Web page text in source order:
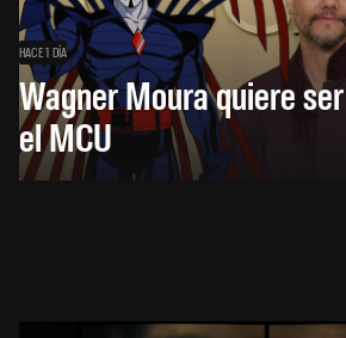
HACE 1 DÍA
Wagner Moura quiere
el MCU